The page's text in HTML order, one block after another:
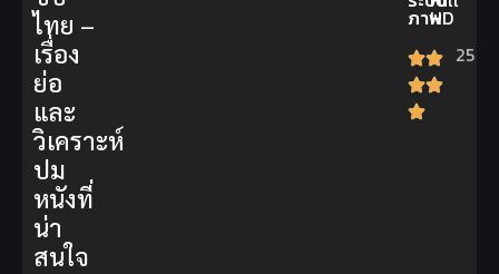
ภาพHD
25
ไทย –
เรื่อง
ย่อ
และ
วิเคราะห์
ปม
หนังที่
น่า
สนใจ